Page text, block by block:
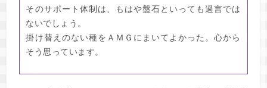
そのサポート体制は、もはや盤石といっても過言では
ないでしょう。
掛け替えのない種をＡＭＧにまいてよかった。心から
そう思っています。